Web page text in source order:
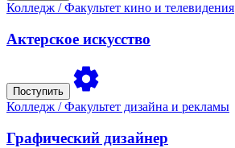
Колледж / Факультет кино и телевидения
Актерское искусство
Поступить
Колледж / Факультет дизайна и рекламы
Графический дизайнер